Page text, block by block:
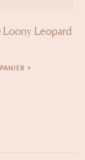
Loony Leopard
+